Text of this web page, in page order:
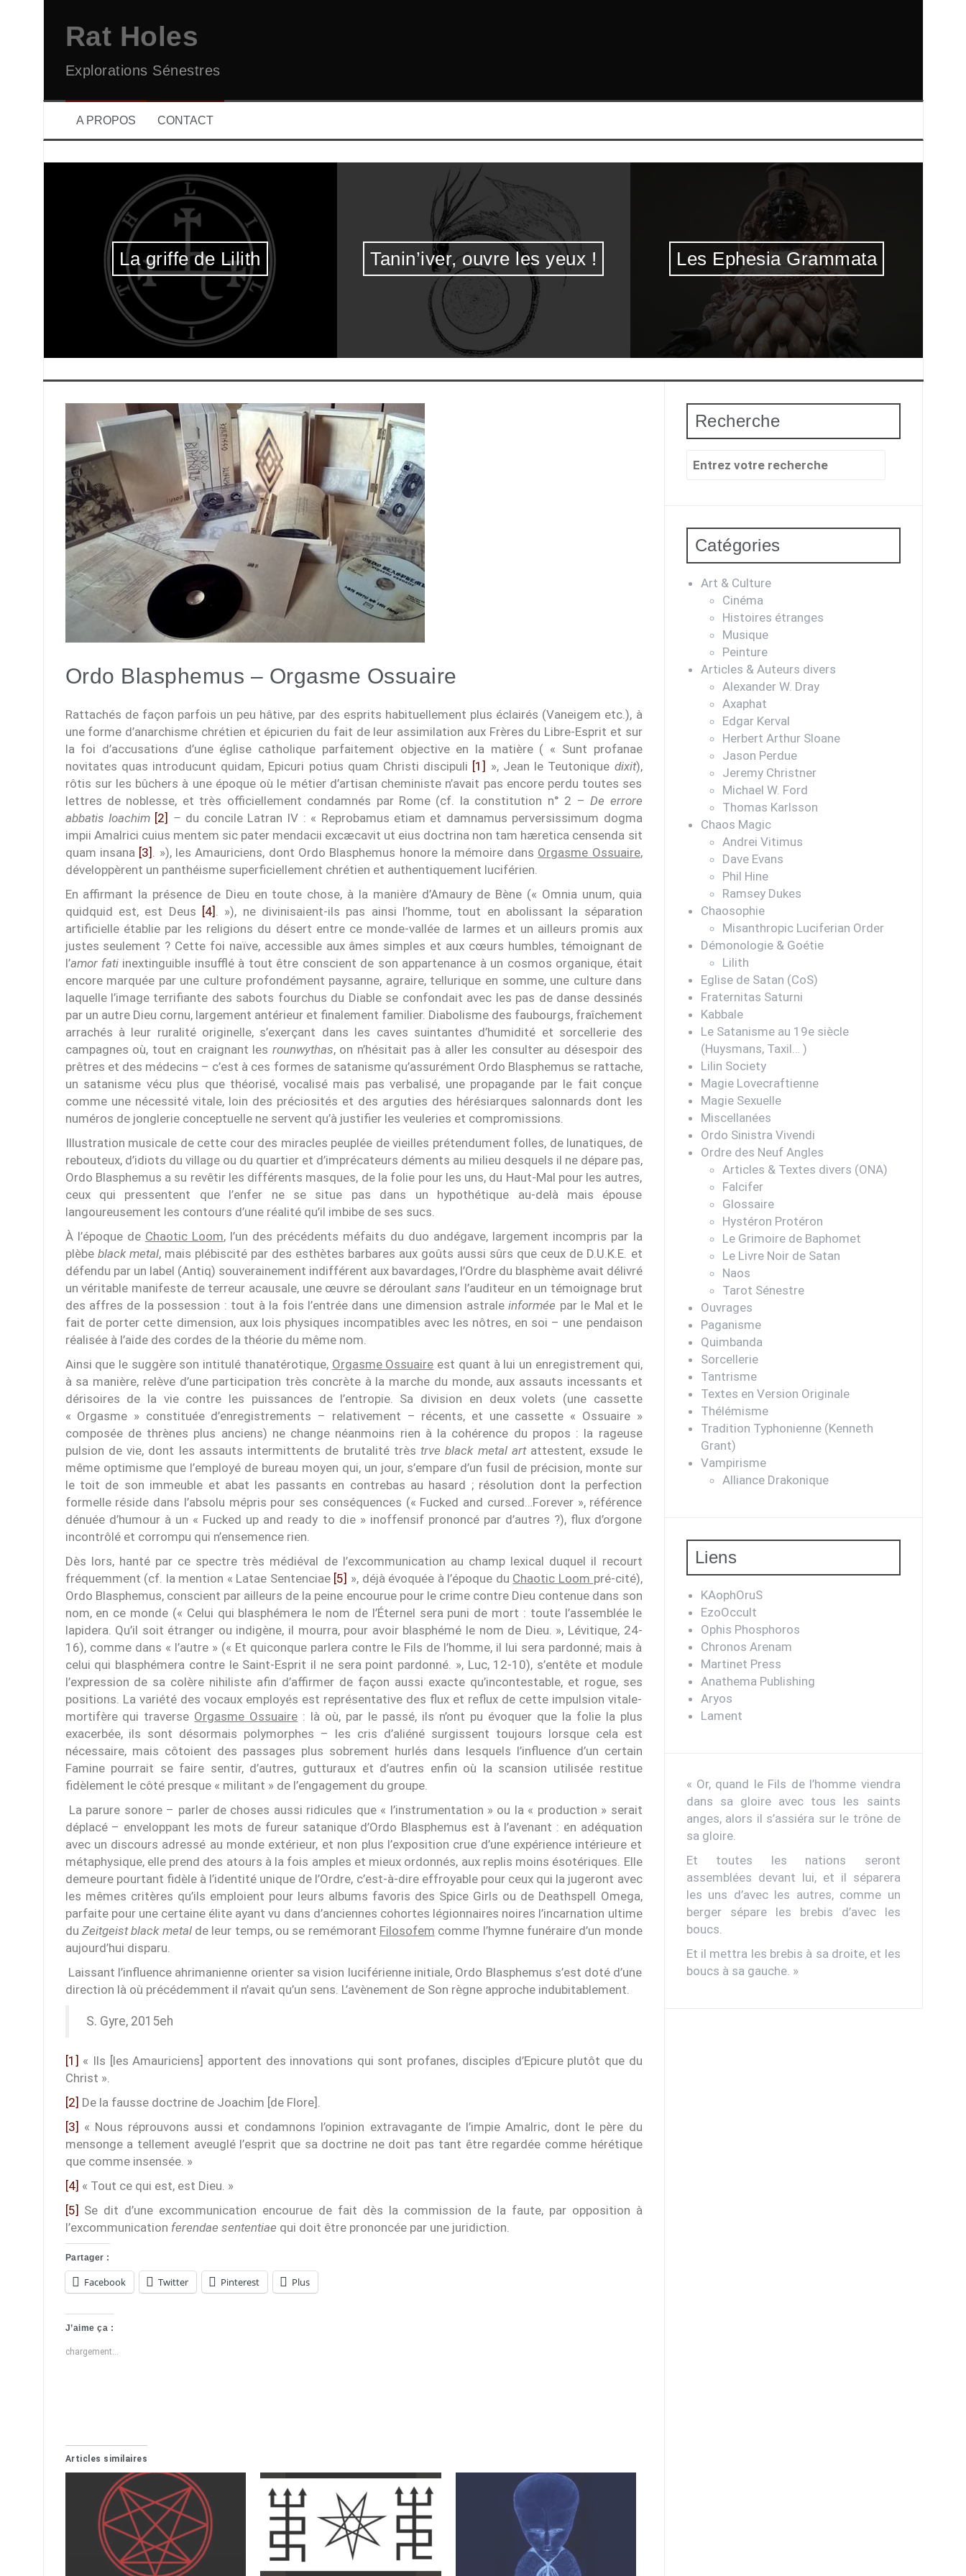
Rat Holes
Explorations Sénestres
A PROPOS CONTACT
La griffe de Lilith Tanin’iver, ouvre les yeux ! Les Ephesia Grammata
Ordo Blasphemus – Orgasme Ossuaire
Rattachés de façon parfois un peu hâtive, par des esprits habituellement plus éclairés (Vaneigem etc.), à
une forme d’anarchisme chrétien et épicurien du fait de leur assimilation aux Frères du Libre-Esprit et sur
la foi d’accusations d’une église catholique parfaitement objective en la matière ( « Sunt profanae
novitates quas introducunt quidam, Epicuri potius quam Christi discipuli [1] », Jean le Teutonique dixit),
rôtis sur les bûchers à une époque où le métier d’artisan cheministe n’avait pas encore perdu toutes ses
lettres de noblesse, et très officiellement condamnés par Rome (cf. la constitution n° 2 –De errore
abbatis Ioachim [2] – du concile Latran IV : « Reprobamus etiam et damnamus perversissimum dogma
impii Amalrici cuius mentem sic pater mendacii excæcavit ut eius doctrina non tam hæretica censenda sit
quam insana [3] . »), les Amauriciens, dont Ordo Blasphemus honore la mémoire dans Orgasme Ossuaire,
développèrent un panthéisme superficiellement chrétien et authentiquement luciférien.
En affirmant la présence de Dieu en toute chose, à la manière d’Amaury de Bène (« Omnia unum, quia
quidquid est, est Deus [4] . »), ne divinisaient-ils pas ainsi l’homme, tout en abolissant la séparation
artificielle établie par les religions du désert entre ce monde-vallée de larmes et un ailleurs promis aux
justes seulement ? Cette foi naïve, accessible aux âmes simples et aux cœurs humbles, témoignant de
l’amor fati inextinguible insufflé à tout être conscient de son appartenance à un cosmos organique, était
encore marquée par une culture profondément paysanne, agraire, tellurique en somme, une culture dans
laquelle l’image terrifiante des sabots fourchus du Diable se confondait avec les pas de danse dessinés
par un autre Dieu cornu, largement antérieur et finalement familier. Diabolisme des faubourgs, fraîchement
arrachés à leur ruralité originelle, s’exerçant dans les caves suintantes d’humidité et sorcellerie des
campagnes où, tout en craignant les rounwythas, on n’hésitait pas à aller les consulter au désespoir des
prêtres et des médecins – c’est à ces formes de satanisme qu’assurément Ordo Blasphemus se rattache,
un satanisme vécu plus que théorisé, vocalisé mais pas verbalisé, une propagande par le fait conçue
comme une nécessité vitale, loin des préciosités et des arguties des hérésiarques salonnards dont les
numéros de jonglerie conceptuelle ne servent qu’à justifier les veuleries et compromissions.
Illustration musicale de cette cour des miracles peuplée de vieilles prétendument folles, de lunatiques, de
rebouteux, d’idiots du village ou du quartier et d’imprécateurs déments au milieu desquels il ne dépare pas,
Ordo Blasphemus a su revêtir les différents masques, de la folie pour les uns, du Haut-Mal pour les autres,
ceux qui pressentent que l’enfer ne se situe pas dans un hypothétique au-delà mais épouse
langoureusement les contours d’une réalité qu’il imbibe de ses sucs.
À l’époque de Chaotic Loom, l’un des précédents méfaits du duo andégave, largement incompris par la
plèbe black metal, mais plébiscité par des esthètes barbares aux goûts aussi sûrs que ceux de D.U.K.E. et
défendu par un label (Antiq) souverainement indifférent aux bavardages, l’Ordre du blasphème avait délivré
un véritable manifeste de terreur acausale, une œuvre se déroulantsans l’auditeur en un témoignage brut
des affres de la possession : tout à la fois l’entrée dans une dimension astraleinformée par le Mal et le
fait de porter cette dimension, aux lois physiques incompatibles avec les nôtres, en soi – une pendaison
réalisée à l’aide des cordes de la théorie du même nom.
Ainsi que le suggère son intitulé thanatérotique, Orgasme Ossuaire est quant à lui un enregistrement qui,
à sa manière, relève d’une participation très concrète à la marche du monde, aux assauts incessants et
dérisoires de la vie contre les puissances de l’entropie. Sa division en deux volets (une cassette
« Orgasme » constituée d’enregistrements – relativement – récents, et une cassette « Ossuaire »
composée de thrènes plus anciens) ne change néanmoins rien à la cohérence du propos : la rageuse
pulsion de vie, dont les assauts intermittents de brutalité très trve black metal art attestent, exsude le
même optimisme que l’employé de bureau moyen qui, un jour, s’empare d’un fusil de précision, monte sur
le toit de son immeuble et abat les passants en contrebas au hasard ; résolution dont la perfection
formelle réside dans l’absolu mépris pour ses conséquences (« Fucked and cursed…Forever », référence
dénuée d’humour à un « Fucked up and ready to die » inoffensif prononcé par d’autres ?), flux d’orgone
incontrôlé et corrompu qui n’ensemence rien.
Dès lors, hanté par ce spectre très médiéval de l’excommunication au champ lexical duquel il recourt
fréquemment (cf. la mention « Latae Sentenciae [5] », déjà évoquée à l’époque du Chaotic Loom pré-cité),
Ordo Blasphemus, conscient par ailleurs de la peine encourue pour le crime contre Dieu contenue dans son
nom, en ce monde (« Celui qui blasphémera le nom de l’Éternel sera puni de mort : toute l’assemblée le
lapidera. Qu’il soit étranger ou indigène, il mourra, pour avoir blasphémé le nom de Dieu. », Lévitique, 24-
16), comme dans « l’autre » (« Et quiconque parlera contre le Fils de l’homme, il lui sera pardonné; mais à
celui qui blasphémera contre le Saint-Esprit il ne sera point pardonné. », Luc, 12-10), s’entête et module
l’expression de sa colère nihiliste afin d’affirmer de façon aussi exacte qu’incontestable, et rogue, ses
positions. La variété des vocaux employés est représentative des flux et reflux de cette impulsion vitale-
mortifère qui traverse Orgasme Ossuaire : là où, par le passé, ils n’ont pu évoquer que la folie la plus
exacerbée, ils sont désormais polymorphes – les cris d’aliéné surgissent toujours lorsque cela est
nécessaire, mais côtoient des passages plus sobrement hurlés dans lesquels l’influence d’un certain
Famine pourrait se faire sentir, d’autres, gutturaux et d’autres enfin où la scansion utilisée restitue
fidèlement le côté presque « militant » de l’engagement du groupe.
La parure sonore – parler de choses aussi ridicules que « l’instrumentation » ou la « production » serait
déplacé – enveloppant les mots de fureur satanique d’Ordo Blasphemus est à l’avenant : en adéquation
avec un discours adressé au monde extérieur, et non plus l’exposition crue d’une expérience intérieure et
métaphysique, elle prend des atours à la fois amples et mieux ordonnés, aux replis moins ésotériques. Elle
demeure pourtant fidèle à l’identité unique de l’Ordre, c’est-à-dire effroyable pour ceux qui la jugeront avec
les mêmes critères qu’ils emploient pour leurs albums favoris des Spice Girls ou de Deathspell Omega,
parfaite pour une certaine élite ayant vu dans d’anciennes cohortes légionnaires noires l’incarnation ultime
du Zeitgeist black metalde leur temps, ou se remémorant Filosofem comme l’hymne funéraire d’un monde
aujourd’hui disparu.
Laissant l’influence ahrimanienne orienter sa vision luciférienne initiale, Ordo Blasphemus s’est doté d’une
direction là où précédemment il n’avait qu’un sens. L’avènement de Son règne approche indubitablement.
S. Gyre, 2015eh
[1] « Ils [les Amauriciens] apportent des innovations qui sont profanes, disciples d’Epicure plutôt que du
Christ ».
[2] De la fausse doctrine de Joachim [de Flore].
[3] « Nous réprouvons aussi et condamnons l’opinion extravagante de l’impie Amalric, dont le père du
mensonge a tellement aveuglé l’esprit que sa doctrine ne doit pas tant être regardée comme hérétique
que comme insensée. »
[4] « Tout ce qui est, est Dieu. »
[5] Se dit d’une excommunication encourue de fait dès la commission de la faute, par opposition à
l’excommunication ferendae sententiae qui doit être prononcée par une juridiction.
Partager :
Facebook Twitter Pinterest Plus
J’aime ça :
chargement…
Articles similaires
Recherche
Recherche
Catégories
Art & Culture
Cinéma
Histoires étranges
Musique
Peinture
Articles & Auteurs divers
Alexander W. Dray
Axaphat
Edgar Kerval
Herbert Arthur Sloane
Jason Perdue
Jeremy Christner
Michael W. Ford
Thomas Karlsson
Chaos Magic
Andrei Vitimus
Dave Evans
Phil Hine
Ramsey Dukes
Chaosophie
Misanthropic Luciferian Order
Démonologie & Goétie
Lilith
Eglise de Satan (CoS)
Fraternitas Saturni
Kabbale
Le Satanisme au 19e siècle
(Huysmans, Taxil… )
Lilin Society
Magie Lovecraftienne
Magie Sexuelle
Miscellanées
Ordo Sinistra Vivendi
Ordre des Neuf Angles
Articles & Textes divers (ONA)
Falcifer
Glossaire
Hystéron Protéron
Le Grimoire de Baphomet
Le Livre Noir de Satan
Naos
Tarot Sénestre
Ouvrages
Paganisme
Quimbanda
Sorcellerie
Tantrisme
Textes en Version Originale
Thélémisme
Tradition Typhonienne (Kenneth
Grant)
Vampirisme
Alliance Drakonique
Liens
KAophOruS
EzoOccult
Ophis Phosphoros
Chronos Arenam
Martinet Press
Anathema Publishing
Aryos
Lament
« Or, quand le Fils de l’homme viendra
dans sa gloire avec tous les saints
anges, alors il s’assiéra sur le trône de
sa gloire.
Et toutes les nations seront
assemblées devant lui, et il séparera
les uns d’avec les autres, comme un
berger sépare les brebis d’avec les
boucs.
Et il mettra les brebis à sa droite, et les
boucs à sa gauche. »